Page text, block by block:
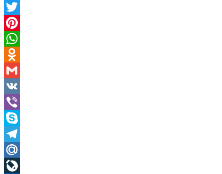
Facebook
Twitter
Pinterest
WhatsApp
Odnoklassniki
Gmail
VK
Viber
Skype
Telegram
Mail.Ru